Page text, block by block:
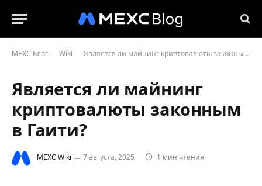
MEXC Блог - Wiki - Является ли майнинг криптовалюты законным в Гаити?
Является ли майнинг
криптовалюты законным
в Гаити?
MEXC Wiki 7 августа, 2025 1 мин чтения